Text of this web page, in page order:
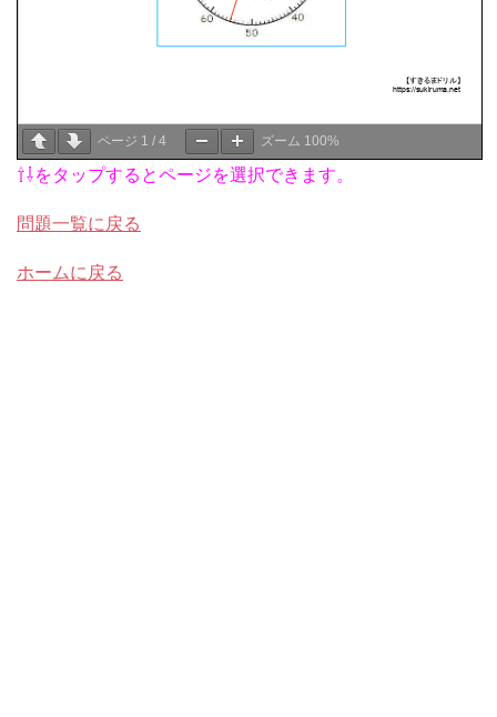
ページ 1 / 4 ズーム 100%
⇧⇩をタップするとページを選択できます。
問題一覧に戻る
ホームに戻る